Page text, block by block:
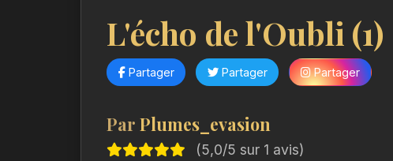
L'écho de l'Oubli (1)
Partager Partager Partager
Par Plumes_evasion
(5,0/5 sur 1 avis)